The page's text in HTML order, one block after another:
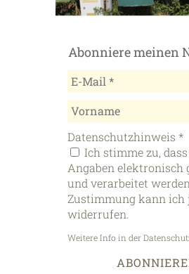
Abonniere meinen
Datenschutzhinweis *
Ich stimme zu,
Angaben elektronisch
und verarbeitet
Zustimmung kann ich
widerrufen.
Weitere Info in der